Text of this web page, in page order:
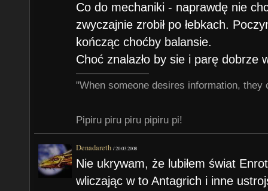
Co do mechaniki - naprawdę nie
zwyczajnie zrobił po łebkach.
kończąc choćby balansie.
Choć znalazło by sie i parę dobrze
"When someone desires information, they
Pipiru piru piru pipiru pi!
Denadareth /20.03.2008
Nie ukrywam, że lubiłem świat
wliczając w to Antagrich i inne